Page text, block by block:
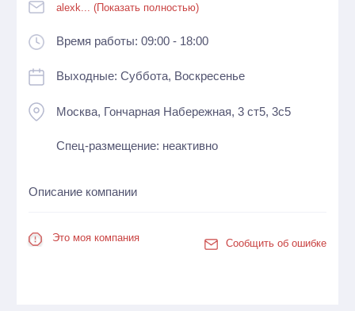
alexk... (Показать полностью)
Время работы: 09:00 - 18:00
Выходные: Суббота, Воскресенье
Москва, Гончарная Набережная, 3 ст5, 3с5
Спец-размещение: неактивно
Описание компании
Это моя компания Сообщить об ошибке